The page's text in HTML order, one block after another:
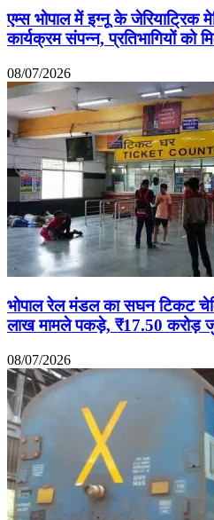
एम्स भोपाल में इग्नू के जेरियाट्रिक
कार्यक्रम संपन्न, प्रतिभागियों को
08/07/2026
भोपाल रेल मंडल का सघन टिकट
लाख मामले पकड़े, ₹17.50 करोड़
08/07/2026